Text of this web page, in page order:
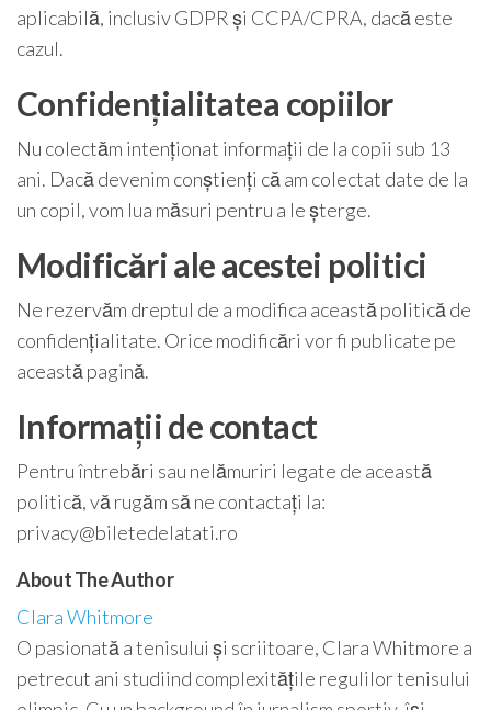
aplicabilă, inclusiv GDPR și CCPA/CPRA, dacă este
cazul.
Confidențialitatea copiilor
Nu colectăm intenționat informații de la copii sub 13
ani. Dacă devenim conștienți că am colectat date de la
un copil, vom lua măsuri pentru a le șterge.
Modificări ale acestei politici
Ne rezervăm dreptul de a modifica această politică de
confidențialitate. Orice modificări vor fi publicate pe
această pagină.
Informații de contact
Pentru întrebări sau nelămuriri legate de această
politică, vă rugăm să ne contactați la:
privacy@biletedelatati.ro
About The Author
Clara Whitmore
O pasionată a tenisului și scriitoare, Clara Whitmore a
petrecut ani studiind complexitățile regulilor tenisului